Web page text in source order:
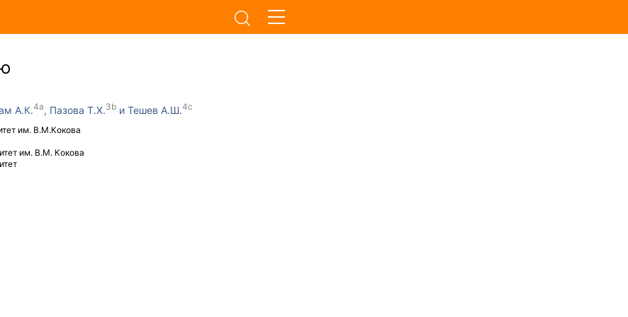
им. В.М.Кокова
им. В.М. Кокова
А.К. Пазова Т.Х. Тешев А.Ш.